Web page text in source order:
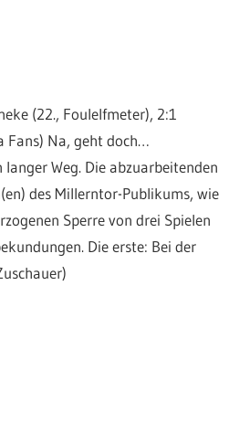
(22., Foulelfmeter), 2:1
Fans) Na, geht doch…
Weg. Die abzuarbeitenden
des Millerntor-Publikums, wie
Sperre von drei Spielen
Die erste: Bei der